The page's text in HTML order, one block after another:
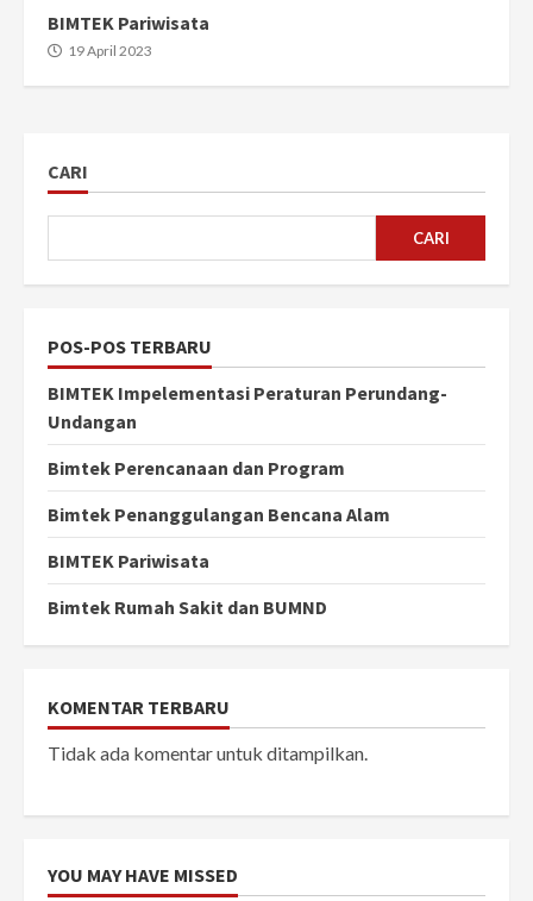
BIMTEK Pariwisata
19 April 2023
CARI
CARI
POS-POS TERBARU
BIMTEK Impelementasi Peraturan Perundang-
Undangan
Bimtek Perencanaan dan Program
Bimtek Penanggulangan Bencana Alam
BIMTEK Pariwisata
Bimtek Rumah Sakit dan BUMND
KOMENTAR TERBARU
Tidak ada komentar untuk ditampilkan.
YOU MAY HAVE MISSED